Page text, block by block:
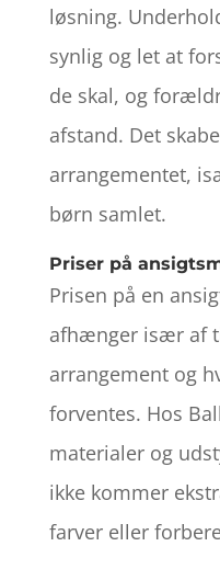
løsning.
synlig og let at
de skal, og
afstand. Det
arrangementet,
børn samlet.
Priser på
Prisen på en
afhænger især af
arrangement og
forventes. Hos
materialer og
ikke kommer
farver eller